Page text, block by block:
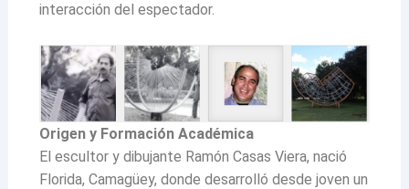
interacción del espectador.
Origen y Formación Académica
El escultor y dibujante Ramón Casas Viera, nació
Florida, Camagüey, donde desarrolló desde joven un